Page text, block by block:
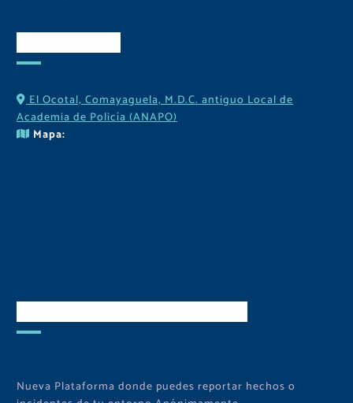
El Ocotal, Comayaguela, M.D.C. antiguo Local de
Academia de Policía (ANAPO)
Mapa:
Nueva Plataforma donde puedes reportar hechos o